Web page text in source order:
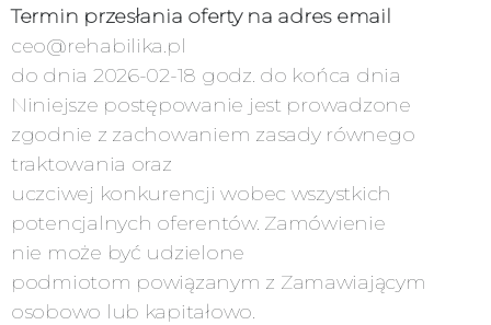
Termin przesłania oferty na adres email
ceo@rehabilika.pl
do dnia 2026-02-18 godz. do końca dnia
Niniejsze postępowanie jest prowadzone
zgodnie z zachowaniem zasady równego
traktowania oraz
uczciwej konkurencji wobec wszystkich
potencjalnych oferentów. Zamówienie
nie może być udzielone
podmiotom powiązanym z Zamawiającym
osobowo lub kapitałowo.